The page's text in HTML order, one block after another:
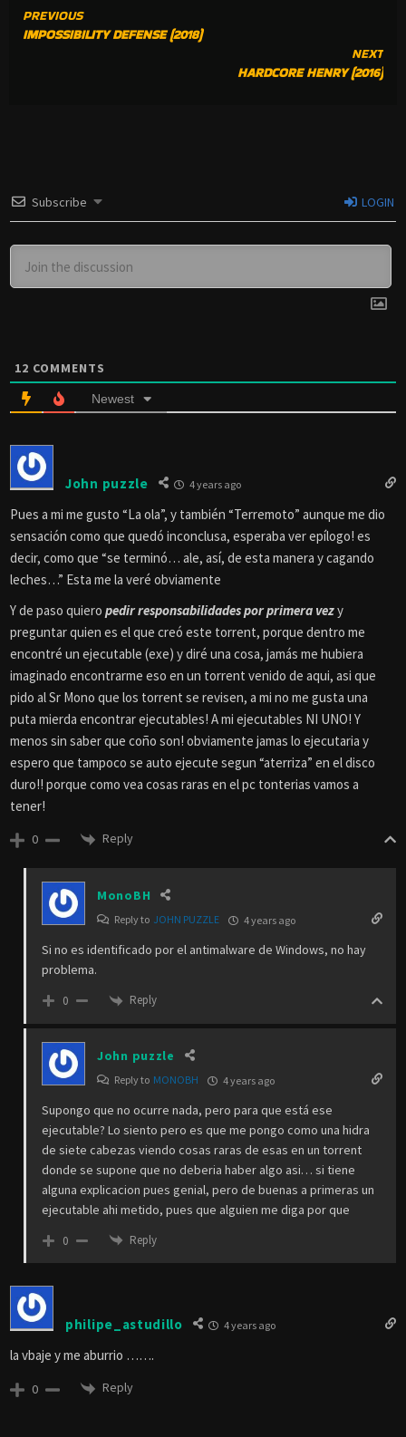
CONTINUE
READING
PREVIOUS
IMPOSSIBILITY DEFENSE (2018)
NEXT
HARDCORE HENRY (2016)
Subscribe LOGIN
12 COMMENTS
Newest
John puzzle 4 years ago
Pues a mi me gusto “La ola”, y también “Terremoto” aunque me dio
sensación como que quedó inconclusa, esperaba ver epílogo! es
decir, como que “se terminó… ale, así, de esta manera y cagando
leches…” Esta me la veré obviamente
Y de paso quiero pedir responsabilidades por primera vezy
preguntar quien es el que creó este torrent, porque dentro me
encontré un ejecutable (exe) y diré una cosa, jamás me hubiera
imaginado encontrarme eso en un torrent venido de aqui, asi que
pido al Sr Mono que los torrent se revisen, a mi no me gusta una
puta mierda encontrar ejecutables! A mi ejecutables NI UNO! Y
menos sin saber que coño son! obviamente jamas lo ejecutaria y
espero que tampoco se auto ejecute segun “aterriza” en el disco
duro!! porque como vea cosas raras en el pc tonterias vamos a
tener!
0 Reply
MonoBH
Reply to JOHN PUZZLE 4 years ago
Si no es identificado por el antimalware de Windows, no hay
problema.
0 Reply
John puzzle
Reply to MONOBH 4 years ago
Supongo que no ocurre nada, pero para que está ese
ejecutable? Lo siento pero es que me pongo como una hidra
de siete cabezas viendo cosas raras de esas en un torrent
donde se supone que no deberia haber algo asi… si tiene
alguna explicacion pues genial, pero de buenas a primeras un
ejecutable ahi metido, pues que alguien me diga por que
0 Reply
philipe_astudillo 4 years ago
la vbaje y me aburrio …….
0 Reply